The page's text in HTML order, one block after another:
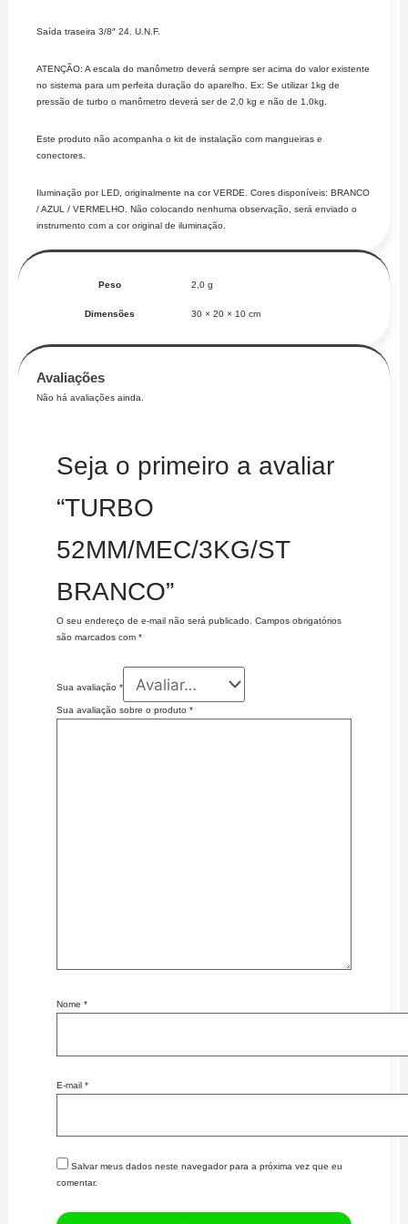
Saída traseira 3/8″ 24. U.N.F.
ATENÇÃO: A escala do manômetro deverá sempre ser acima do valor existente
no sistema para um perfeita duração do aparelho. Ex: Se utilizar 1kg de
pressão de turbo o manômetro deverá ser de 2,0 kg e não de 1,0kg.
Este produto não acompanha o kit de instalação com mangueiras e
conectores.
Iluminação por LED, originalmente na cor VERDE. Cores disponíveis: BRANCO
/ AZUL / VERMELHO. Não colocando nenhuma observação, será enviado o
instrumento com a cor original de iluminação.
Peso 2,0 g
Dimensões 30 × 20 × 10 cm
Avaliações
Não há avaliações ainda.
Seja o primeiro a avaliar
“TURBO
52MM/MEC/3KG/ST
BRANCO”
O seu endereço de e-mail não será publicado. Campos obrigatórios
são marcados com *
Sua avaliação *
Sua avaliação sobre o produto *
Nome *
E-mail *
Salvar meus dados neste navegador para a próxima vez que eu
comentar.